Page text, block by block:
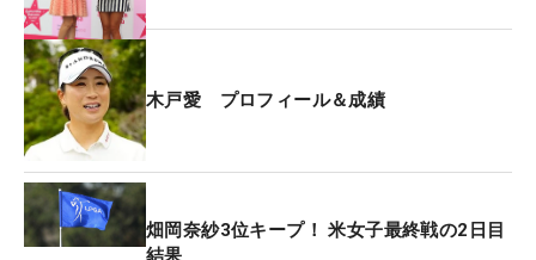
「2打目はかなり風がフォローで、ライは左足下が
り。いい球が打てたけど、ちょっと強くなっちゃい
ました。奥で止まってくれているかなと思ったら、
本当に止まっていました」
2019年にシードを手放した。そこから続く低迷を脱
出するために、2023年12月に意を決して尾崎将司
木戸愛 プロフィール＆成績
畑岡奈紗3位キープ！ 米女子最終戦の2日目
結果